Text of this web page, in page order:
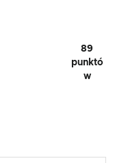
89
punktó
w